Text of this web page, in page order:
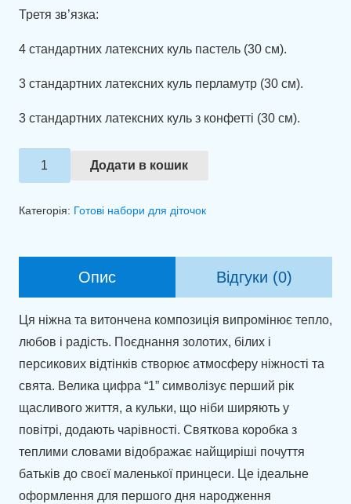
Третя зв’язка:
4 стандартних латексних куль пастель (30 см).
3 стандартних латексних куль перламутр (30 см).
3 стандартних латексних куль з конфетті (30 см).
Набір
куль
Додати в кошик
Категорія: Готові набори для діточок
Опис Відгуки (0)
Ця ніжна та витончена композиція випромінює тепло,
любов і радість. Поєднання золотих, білих і
персикових відтінків створює атмосферу ніжності та
свята. Велика цифра “1” символізує перший рік
щасливого життя, а кульки, що ніби ширяють у
повітрі, додають чарівності. Святкова коробка з
теплими словами відображає найщиріші почуття
батьків до своєї маленької принцеси. Це ідеальне
оформлення для першого дня народження